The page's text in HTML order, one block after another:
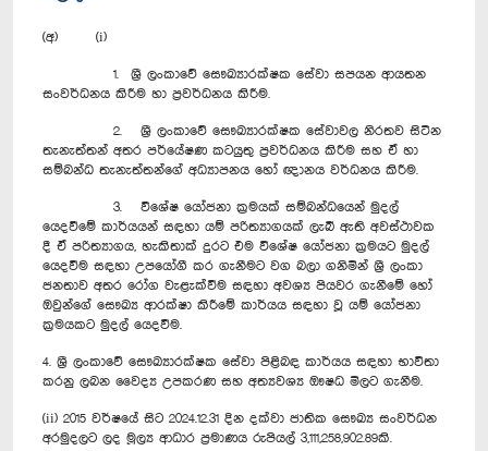
(අ) (i)
1. ශ්‍රී ලංකාවේ සෞඛ්‍යාරක්ෂක සේවා සපයන ආයතන
සංවර්ධනය කිරීම හා ප්‍රවර්ධනය කිරීම.
2. ශ්‍රී ලංකාවේ සෞඛ්‍යාරක්ෂක සේවාවල නිරතව සිටින
තැනැත්තන් අතර පර්යේෂණ කටයුතු ප්‍රවර්ධනය කිරීම සහ ඒ හා
සම්බන්ධ තැනැත්තන්ගේ අධ්‍යාපනය හෝ ඥානය වර්ධනය කිරීම.
3. විශේෂ යෝජනා ක්‍රමයක් සම්බන්ධයෙන් මුදල්
යෙදවීමේ කාර්යයන් සඳහා යම් පරිත්‍යාගයක් ලැබී ඇති අවස්ථාවක
දී ඒ පරිත්‍යාගය, හැකිතාක් දුරට එම විශේෂ යෝජනා ක්‍රමයට මුදල්
යෙදවීම සඳහා උපයෝගී කර ගැනීමට වග බලා ගනිමින් ශ්‍රී ලංකා
ජනතාව අතර රෝග වැළැක්වීම සඳහා අවශ්‍ය පියවර ගැනීමේ හෝ
ඔවුන්ගේ සෞඛ්‍ය ආරක්ෂා කිරීමේ කාර්යය සඳහා වූ යම් යෝජනා
ක්‍රමයකට මුදල් යෙදවීම.
4. ශ්‍රී ලංකාවේ සෞඛ්‍යාරක්ෂක සේවා පිළිබඳ කාර්යය සඳහා භාවිතා
කරනු ලබන වෛද්‍ය උපකරණ සහ අත්‍යවශ්‍ය ඖෂධ මිලට ගැනීම.
(ii) 2015 වර්ෂයේ සිට 2024.12.31 දින දක්වා ජාතික සෞඛ්‍ය සංවර්ධන
අරමුදලට ලද මූල්‍ය ආධාර ප්‍රමාණය රුපියල් 3,111,258,902.89කි.